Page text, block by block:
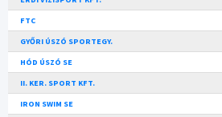
FTC
GYŐRI ÚSZÓ SPORTEGY.
HÓD ÚSZÓ SE
II. KER. SPORT KFT.
IRON SWIM SE